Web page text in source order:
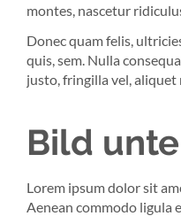
montes, nascetur
Donec quam felis,
quis, sem. Nulla
justo, fringilla vel, aliquet
Bild
Lorem ipsum dolor sit
Aenean commodo ligula